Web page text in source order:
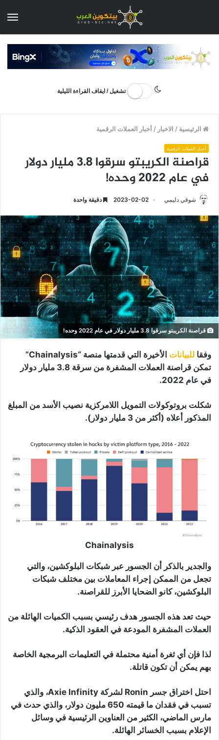
تشغيل / ايقاف القراءة الليلية
الرئيسية / الاخبار /أخبار العملات الرقمية
أخبار العملات الرقمية
قراصنة الكريبتو سرقوا 3.8 مليار دولار
في عام 2022 وحده!
شوقي دليمي 2023-02-02 دقيقة واحدة
قراصنة الكريبتو سرقوا 3.8 مليار دولار في عام 2022 وحده!
وفقا للبيانات
الأخيرة التي قدمتها منصة “Chainalysis”
تمكن قراصنة العملات المشفرة من سرقة 3.8 مليار دولار
في عام 2022.
شكلت بروتوكولات التمويل اللامركزية نصيب الأسد من المبلغ
المذكور أعلاه (أكثر من 3 مليار دولار).
Chainalysis
والجدير بالذكر أن الجسور عبر شبكات البلوكشين، والتي
تجعل من الممكن إجراء المعاملات بين مختلف شبكات
البلوكشين، كانو الضحايا الأبرز للقراصنة.
حيث تعد هذه الجسور هدف رئيسي بسبب الكميات الهائلة من
العملات المشفرة المودعة في العقود الذكية.
لذا فإن أي ثغرة أمنية محتملة في التعليمات البرمجية الخاصة
بهم يمكن أن تكون قاتلة.
احتل اختراق جسر Ronin لشركة Axie Infinity، والذي
تسبب في فقدان ما قيمته 650 مليون دولار، والذي حدث في
مارس الماضي، الكثير من العناوين الرئيسية في وسائل
الإعلام بسبب الخسائر الهائلة.